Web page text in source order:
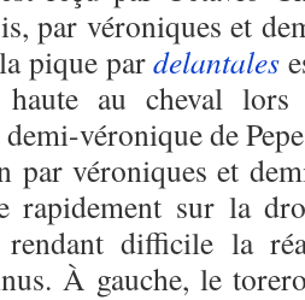
par véroniques et
pique pardelantales
haute au cheval lors
demi-véronique de
par véroniques et
rapidement sur la
rendant difficile la
À gauche, le